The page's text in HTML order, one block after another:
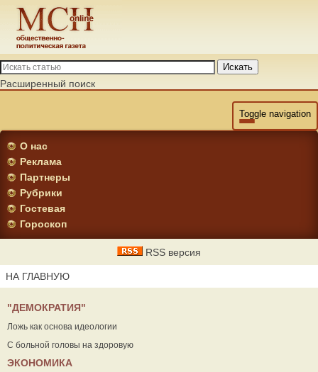
Искать
Расширенный поиск
Toggle navigation
О нас
Реклама
Партнеры
Рубрики
Гостевая
Гороскоп
RSS версия
НА ГЛАВНУЮ
"ДЕМОКРАТИЯ"
Ложь как основа идеологии
С больной головы на здоровую
ЭКОНОМИКА